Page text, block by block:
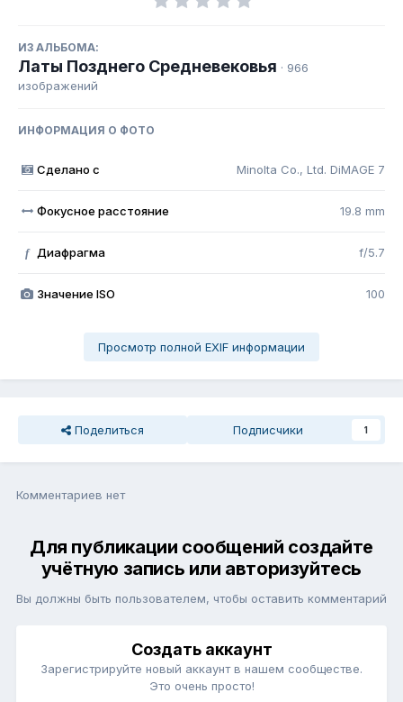
ИЗ АЛЬБОМА:
Латы Позднего Средневековья · 966
изображений
ИНФОРМАЦИЯ О ФОТО
Сделано с Minolta Co., Ltd. DiMAGE 7
Фокусное расстояние 19.8 mm
f Диафрагма f/5.7
Значение ISO 100
Просмотр полной EXIF информации
Поделиться Подписчики 1
Комментариев нет
Для публикации сообщений создайте
учётную запись или авторизуйтесь
Вы должны быть пользователем, чтобы оставить комментарий
Создать аккаунт
Зарегистрируйте новый аккаунт в нашем сообществе.
Это очень просто!